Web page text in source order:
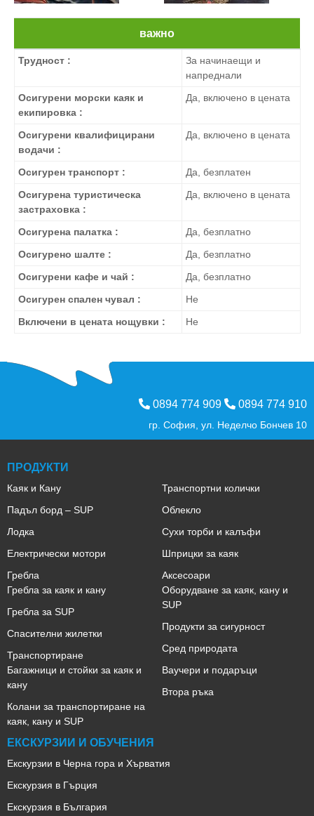
важно
Трудност :
За начинаещи и
напреднали
Осигурени морски каяк и
екипировка :
Да, включено в цената
Осигурени квалифицирани
водачи :
Да, включено в цената
Осигурен транспорт :
Да, безплатен
Осигурена туристическа
застраховка :
Да, включено в цената
Осигурена палатка :
Да, безплатно
Осигурено шалте :
Да, безплатно
Осигурени кафе и чай :
Да, безплатно
Осигурен спален чувал :
Не
Включени в цената нощувки :
Не
0894 774 909 0894 774 910
гр. София, ул. Неделчо Бончев 10
ПРОДУКТИ
Каяк и Кану
Падъл борд – SUP
Лодка
Електрически мотори
Гребла
Гребла за каяк и кану
Гребла за SUP
Спасителни жилетки
Транспортиране
Багажници и стойки за каяк и
кану
Колани за транспортиране на
каяк, кану и SUP
Транспортни колички
Облекло
Сухи торби и калъфи
Шприцки за каяк
Аксесоари
Оборудване за каяк, кану и
SUP
Продукти за сигурност
Сред природата
Ваучери и подаръци
Втора ръка
ЕКСКУРЗИИ И ОБУЧЕНИЯ
Екскурзии в Черна гора и Хърватия
Екскурзия в Гърция
Екскурзия в България